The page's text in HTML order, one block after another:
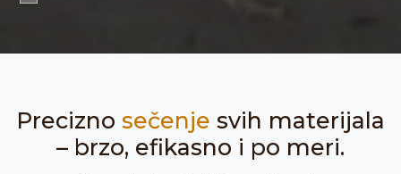
Precizno sečenje svih materijala
– brzo, efikasno i po meri.